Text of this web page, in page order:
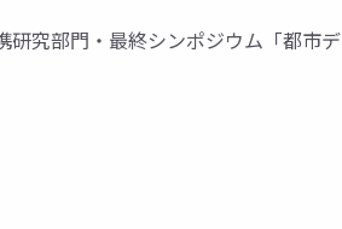
研究部門・最終シンポジウム「都市デ